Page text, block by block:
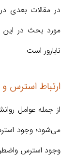
در مقالات بعدی
مورد بحث در این
نابارور است.
ارتباط استرس و
از جمله عوامل
می‌شود؛ وجود
وجود استرس